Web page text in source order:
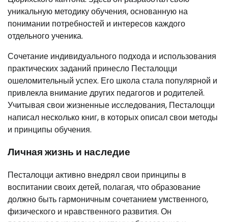
уникальную методику обучения, основанную на
понимании потребностей и интересов каждого
отдельного ученика.
Сочетание индивидуального подхода и использования
практических заданий принесло Песталоцци
ошеломительный успех. Его школа стала популярной и
привлекла внимание других педагогов и родителей.
Учитывая свои жизненные исследования, Песталоцци
написал несколько книг, в которых описал свои методы
и принципы обучения.
Личная жизнь и наследие
Песталоцци активно внедрял свои принципы в
воспитании своих детей, полагая, что образование
должно быть гармоничным сочетанием умственного,
физического и нравственного развития. Он